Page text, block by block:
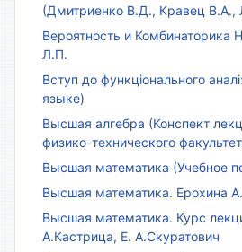
(Дмитриенко В.Д., Кравец В.А.,
Вероятность и Комбинаторика
Л.П.
Вступ до функціонального
языке)
Высшая алгебра (Конспект
физико-технического
Высшая математика (Учебное
Высшая математика. Ерохина
Высшая математика. Курс
А.Кастрица, Е. А.Скуратович